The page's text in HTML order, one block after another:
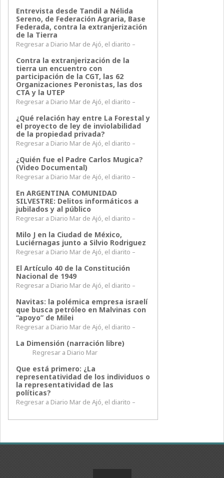
Entrevista desde Tandil a Nélida
Sereno, de Federación Agraria, Base
Federada, contra la extranjerización
de la Tierra
Regresar a Diario Mar de Ajó, el diarito –
Contra la extranjerización de la
tierra un encuentro con
participación de la CGT, las 62
Organizaciones Peronistas, las dos
CTA y la UTEP
Regresar a Diario Mar de Ajó, el diarito –
¿Qué relación hay entre La Forestal y
el proyecto de ley de inviolabilidad
de la propiedad privada?
Regresar a Diario Mar de Ajó, el diarito –
¿Quién fue el Padre Carlos Mugica?
(Video Documental)
Regresar a Diario Mar de Ajó, el diarito –
En ARGENTINA COMUNIDAD
SILVESTRE: Delitos informáticos a
jubilados y al público
Regresar a Diario Mar de Ajó, el diarito –
Milo J en la Ciudad de México,
Luciérnagas junto a Silvio Rodriguez
Regresar a Diario Mar de Ajó, el diarito –
El Artículo 40 de la Constitución
Nacional de 1949
Regresar a Diario Mar de Ajó, el diarito –
Navitas: la polémica empresa israelí
que busca petróleo en Malvinas con
“apoyo” de Milei
Regresar a Diario Mar de Ajó, el diarito –
La Dimensión (narración libre)
Regresar a Diario Mar
Que está primero: ¿La
representatividad de los individuos o
la representatividad de las
políticas?
Regresar a Diario Mar de Ajó, el diarito –